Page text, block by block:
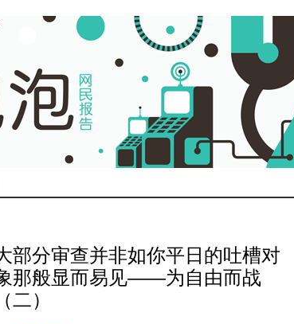
部分审查并非如你平日的吐槽对
那般显而易见——为自由而战
（二）